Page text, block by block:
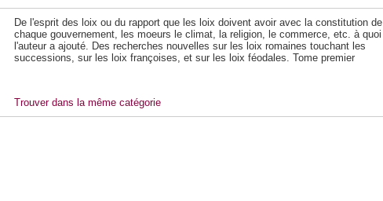
De l'esprit des loix ou du rapport que les loix doivent avoir avec la constitution de
chaque gouvernement, les moeurs le climat, la religion, le commerce, etc. à quoi
l'auteur a ajouté. Des recherches nouvelles sur les loix romaines touchant les
successions, sur les loix françoises, et sur les loix féodales. Tome premier
Trouver dans la même catégorie